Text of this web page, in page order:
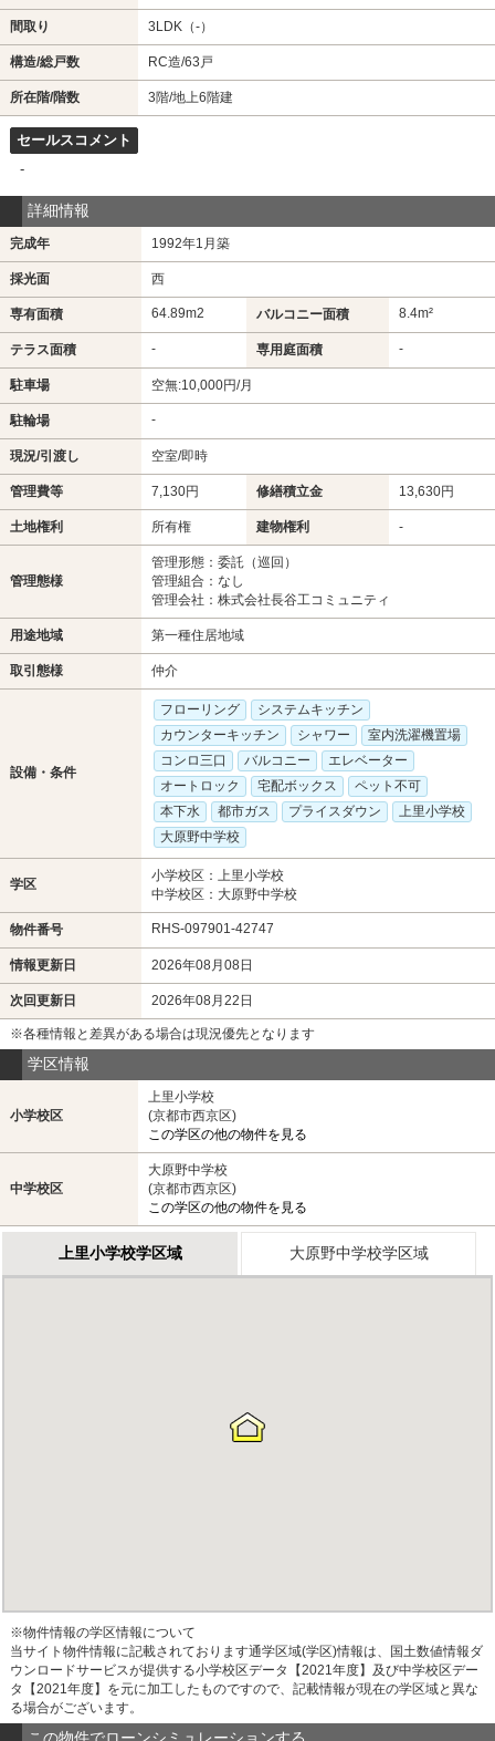
間取り 3LDK（-）
構造/総戸数 RC造/63戸
所在階/階数 3階/地上6階建
セールスコメント
-
詳細情報
完成年 1992年1月築
採光面 西
専有面積 64.89m2 バルコニー面積 8.4m²
テラス面積 - 専用庭面積 -
駐車場 空無:10,000円/月
駐輪場 -
現況/引渡し 空室/即時
管理費等 7,130円 修繕積立金 13,630円
土地権利 所有権 建物権利 -
管理態様
管理形態：委託（巡回）
管理組合：なし
管理会社：株式会社長谷工コミュニティ
用途地域 第一種住居地域
取引態様 仲介
設備・条件
フローリング
システムキッチン
カウンターキッチン
シャワー
室内洗濯機置場
コンロ三口
バルコニー
エレベーター
オートロック
宅配ボックス
ペット不可
本下水
都市ガス プライスダウン
上里小学校
大原野中学校
学区
小学校区：上里小学校
中学校区：大原野中学校
物件番号 RHS-097901-42747
情報更新日 2026年08月08日
次回更新日 2026年08月22日
※各種情報と差異がある場合は現況優先となります
学区情報
小学校区
上里小学校
(京都市西京区)
この学区の他の物件を見る
中学校区
大原野中学校
(京都市西京区)
この学区の他の物件を見る
上里小学校学区域 大原野中学校学区域
※物件情報の学区情報について
当サイト物件情報に記載されております通学区域(学区)情報は、国土数値情報ダ
ウンロードサービスが提供する小学校区データ【2021年度】及び中学校区デー
タ【2021年度】を元に加工したものですので、記載情報が現在の学区域と異な
る場合がございます。